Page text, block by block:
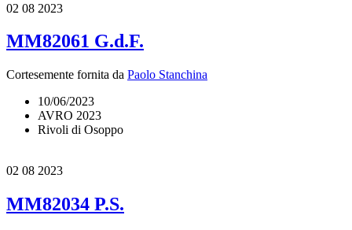
02 08 2023
MM82061 G.d.F.
Cortesemente fornita da Paolo Stanchina
10/06/2023
AVRO 2023
Rivoli di Osoppo
02 08 2023
MM82034 P.S.